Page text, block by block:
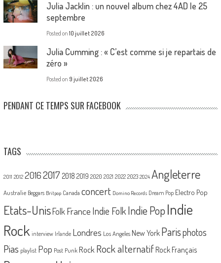
Julia Jacklin : un nouvel album chez 4AD le 25
septembre
Posted on 10 juillet 2026
Julia Cumming : « C’est comme si je repartais de
zéro »
Posted on 9 juillet 2026
PENDANT CE TEMPS SUR FACEBOOK
TAGS
2011 2012 20162017 2018 2019 2020 2021 2022 2023 2024 Angleterre
Australie Beggars Britpop Canada concert Domino Records Dream Pop Electro Pop
Etats-UnisFolk France Indie FolkIndie PopIndie
Rock interview Irlande Londres Los Angeles New York Parisphotos
Pias playlist Pop Post Punk Rock Rock alternatif Rock Français